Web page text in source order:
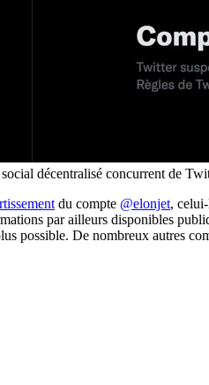
décentralisé concurrent de
du compte @elonjet,
par ailleurs disponibles
possible. De nombreux autres